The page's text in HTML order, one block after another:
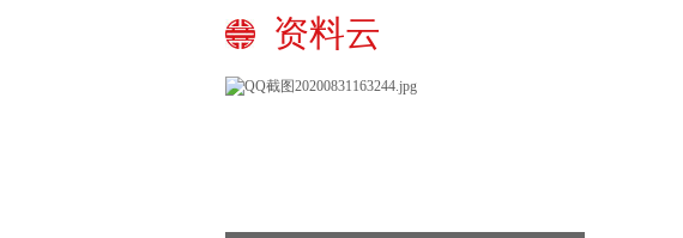
资料云